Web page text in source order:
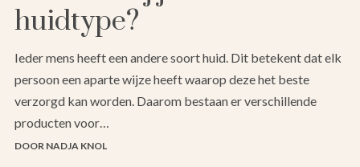
huidtype?
Ieder mens heeft een andere soort huid. Dit betekent dat elk
persoon een aparte wijze heeft waarop deze het beste
verzorgd kan worden. Daarom bestaan er verschillende
producten voor…
DOOR NADJA KNOL